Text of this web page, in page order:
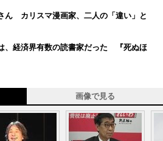
ん カリスマ漫画家、二人の「違い」と
、経済界有数の読書家だった 『死ぬほ
画像で見る